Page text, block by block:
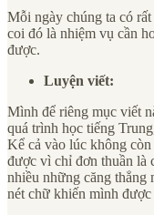
Mỗi ngày chúng ta có
coi đó là nhiệm vụ cần
được.
Luyện viết:
Mình để riêng mục viết
quá trình học tiếng
Kể cả vào lúc không
được vì chỉ đơn thuần là
nhiều những căng thẳng
nét chữ khiến mình được